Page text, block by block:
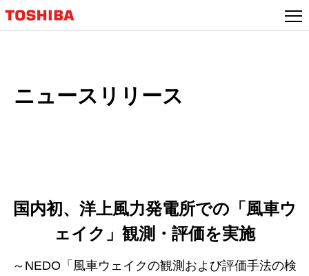
ン
プ
ニュースリリース
国内初、洋上風力発電所での「風車ウ
ェイク」観測・評価を実施
～NEDO「風車ウェイクの観測および評価手法の検